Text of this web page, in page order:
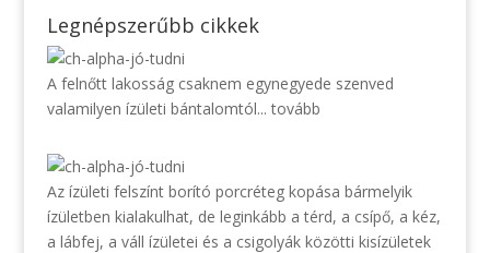
Legnépszerűbb cikkek
A felnőtt lakosság csaknem egynegyede szenved
valamilyen ízületi bántalomtól...tovább
Az ízületi felszínt borító porcréteg kopása bármelyik
ízületben kialakulhat, de leginkább a térd, a csípő, a kéz,
a lábfej, a váll ízületei és a csigolyák közötti kisízületek